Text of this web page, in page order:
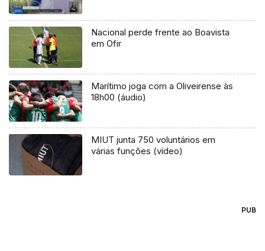
Nacional perde frente ao Boavista
em Ofir
Marítimo joga com a Oliveirense às
18h00 (áudio)
MIUT junta 750 voluntários em
várias funções (vídeo)
PUB